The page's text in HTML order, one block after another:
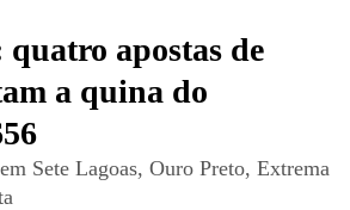
quatro apostas de
a quina do
Sete Lagoas, Ouro Preto, Extrema